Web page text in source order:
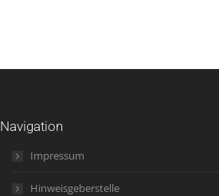
Navigation
Impressum
Hinweisgeberstelle